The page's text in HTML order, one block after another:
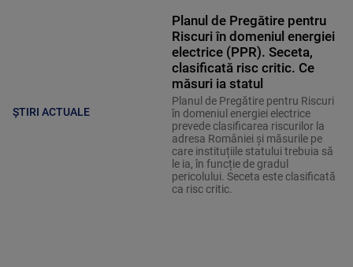
ȘTIRI ACTUALE
Planul de Pregătire pentru
Riscuri în domeniul energiei
electrice (PPR). Seceta,
clasificată risc critic. Ce
măsuri ia statul
Planul de Pregătire pentru Riscuri
în domeniul energiei electrice
prevede clasificarea riscurilor la
adresa României și măsurile pe
care instituțiile statului trebuia să
le ia, în funcție de gradul
pericolului. Seceta este clasificată
ca risc critic.